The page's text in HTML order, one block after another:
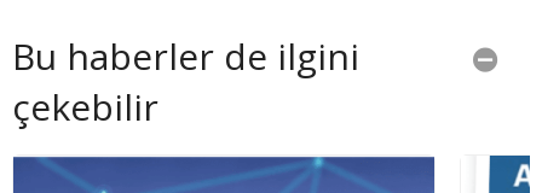
Bu haberler de ilgini
çekebilir